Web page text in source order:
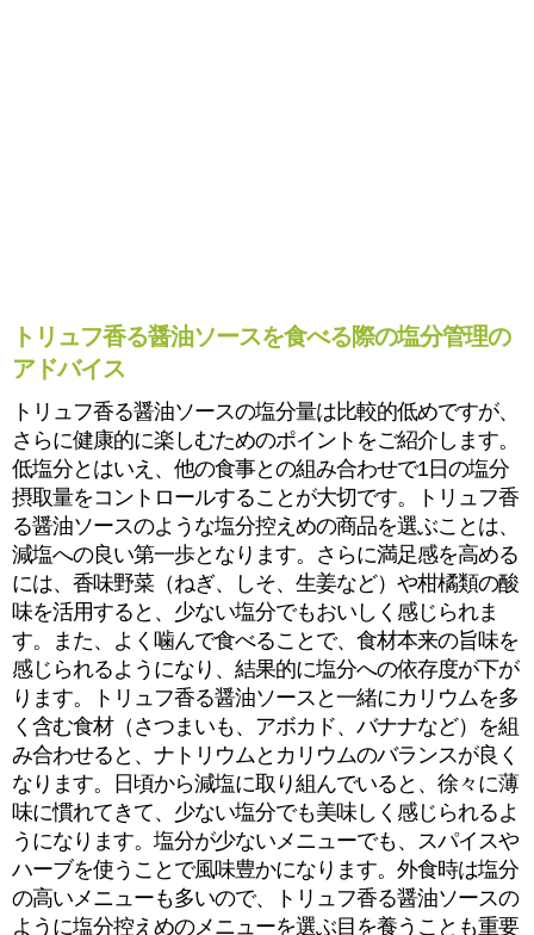
トリュフ香る醤油ソースを食べる際の塩分管理の
アドバイス
トリュフ香る醤油ソースの塩分量は比較的低めですが、
さらに健康的に楽しむためのポイントをご紹介します。
低塩分とはいえ、他の食事との組み合わせで1日の塩分
摂取量をコントロールすることが大切です。トリュフ香
る醤油ソースのような塩分控えめの商品を選ぶことは、
減塩への良い第一歩となります。さらに満足感を高める
には、香味野菜（ねぎ、しそ、生姜など）や柑橘類の酸
味を活用すると、少ない塩分でもおいしく感じられま
す。また、よく噛んで食べることで、食材本来の旨味を
感じられるようになり、結果的に塩分への依存度が下が
ります。トリュフ香る醤油ソースと一緒にカリウムを多
く含む食材（さつまいも、アボカド、バナナなど）を組
み合わせると、ナトリウムとカリウムのバランスが良く
なります。日頃から減塩に取り組んでいると、徐々に薄
味に慣れてきて、少ない塩分でも美味しく感じられるよ
うになります。塩分が少ないメニューでも、スパイスや
ハーブを使うことで風味豊かになります。外食時は塩分
の高いメニューも多いので、トリュフ香る醤油ソースの
ように塩分控えめのメニューを選ぶ目を養うことも重要